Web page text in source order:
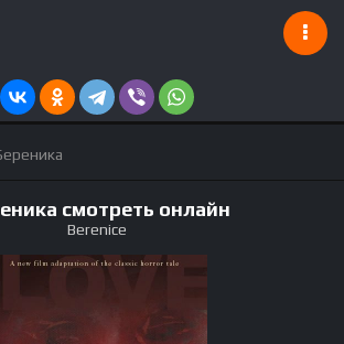
смотреть онлайн
Berenice